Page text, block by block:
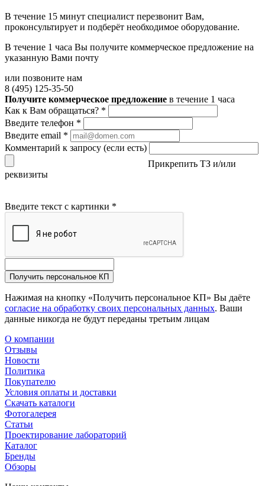
В течение 15 минут специалист перезвонит Вам,
проконсультирует и подберёт необходимое оборудование.
В течение 1 часа Вы получите коммерческое предложение на
указанную Вами почту
или позвоните нам
8 (495) 125-35-50
Получите коммерческое предложение в течение 1 часа
Как к Вам обращаться? *
Введите телефон *
Введите email *
Комментарий к запросу (если есть)
Прикрепить ТЗ и/или
реквизиты
Введите текст с картинки *
Получить персональное КП
Нажимая на кнопку «Получить персональное КП» Вы даёте
согласие на обработку своих персональных данных. Ваши
данные никогда не будут переданы третьим лицам
О компании
Отзывы
Новости
Политика
Покупателю
Условия оплаты и доставки
Скачать каталоги
Фотогалерея
Статьи
Проектирование лабораторий
Каталог
Бренды
Обзоры